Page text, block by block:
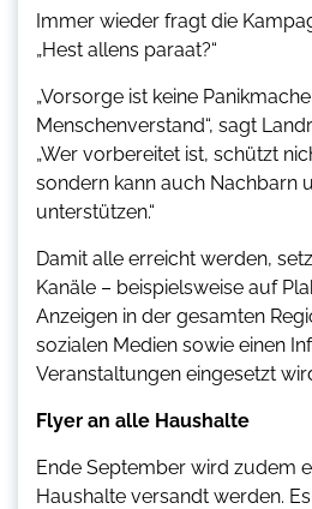
Immer wieder fragt die
„Hest allens paraat?“
„Vorsorge ist keine
Menschenverstand“, sagt
„Wer vorbereitet ist, schützt
sondern kann auch Nachbarn
unterstützen.“
Damit alle erreicht werden,
Kanäle – beispielsweise auf
Anzeigen in der gesamten
sozialen Medien sowie einen
Veranstaltungen eingesetzt
Flyer an alle Haushalte
Ende September wird zudem
Haushalte versandt werden.